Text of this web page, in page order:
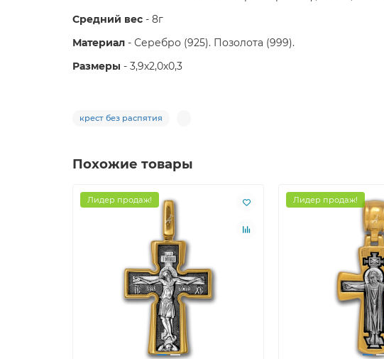
Средний вес - 8г
Материал - Серебро (925). Позолота (999).
Размеры - 3,9х2,0х0,3
крест без распятия
Похожие товары
Лидер продаж! Лидер продаж!